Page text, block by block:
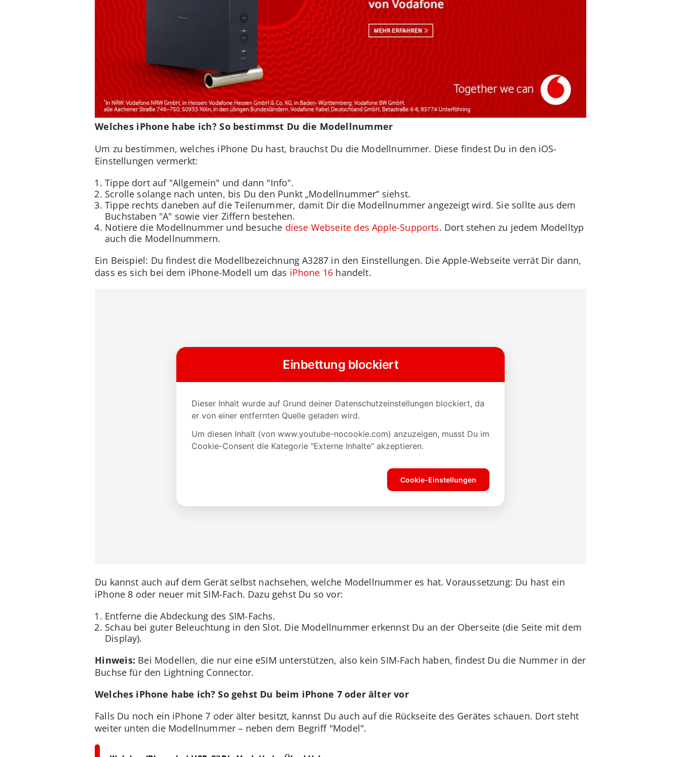
Welches iPhone habe ich? So bestimmst Du die Modellnummer
Um zu bestimmen, welches iPhone Du hast, brauchst Du die Modellnummer. Diese findest Du in den iOS-
Einstellungen vermerkt:
Tippe dort auf "Allgemein" und dann "Info".
Scrolle solange nach unten, bis Du den Punkt „Modellnummer“ siehst.
Tippe rechts daneben auf die Teilenummer, damit Dir die Modellnummer angezeigt wird. Sie sollte aus dem
Buchstaben "A" sowie vier Ziffern bestehen.
Notiere die Modellnummer und besuche diese Webseite des Apple-Supports. Dort stehen zu jedem Modelltyp
auch die Modellnummern.
Ein Beispiel: Du findest die Modellbezeichnung A3287 in den Einstellungen. Die Apple-Webseite verrät Dir dann,
dass es sich bei dem iPhone-Modell um das iPhone 16 handelt.
Du kannst auch auf dem Gerät selbst nachsehen, welche Modellnummer es hat. Voraussetzung: Du hast ein
iPhone 8 oder neuer mit SIM-Fach. Dazu gehst Du so vor:
Entferne die Abdeckung des SIM-Fachs.
Schau bei guter Beleuchtung in den Slot. Die Modellnummer erkennst Du an der Oberseite (die Seite mit dem
Display).
Hinweis: Bei Modellen, die nur eine eSIM unterstützen, also kein SIM-Fach haben, findest Du die Nummer in der
Buchse für den Lightning Connector.
Welches iPhone habe ich? So gehst Du beim iPhone 7 oder älter vor
Falls Du noch ein iPhone 7 oder älter besitzt, kannst Du auch auf die Rückseite des Gerätes schauen. Dort steht
weiter unten die Modellnummer – neben dem Begriff "Model".